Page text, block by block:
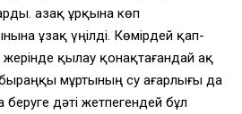
Қазақ ұрқына көп
ұзақ үңiлдi. Көмiрдей қап-
қылау қонақтағандай ақ
мұртының су ағарлығы да
дәтi жетпегендей бұл